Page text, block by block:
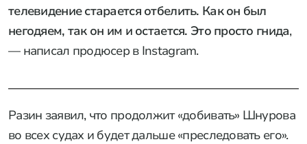
телевидение старается отбелить. Как он был
негодяем, так он им и остается. Это просто гнида,
— написал продюсер в Instagram.
Разин заявил, что продолжит «добивать» Шнурова
во всех судах и будет дальше «преследовать его».